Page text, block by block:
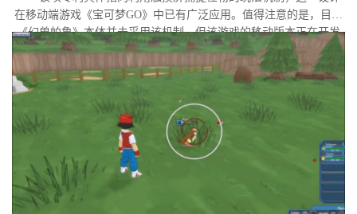
在移动端游戏《宝可梦GO》中已有广泛应用。值得注意的是，目前
《幻兽帕鲁》本体并未采用该机制，但该游戏的移动版本正在开发
中。外界普遍认为，这很可能是任天堂在当前时间点针对此项专利
发起诉讼的直接原因。